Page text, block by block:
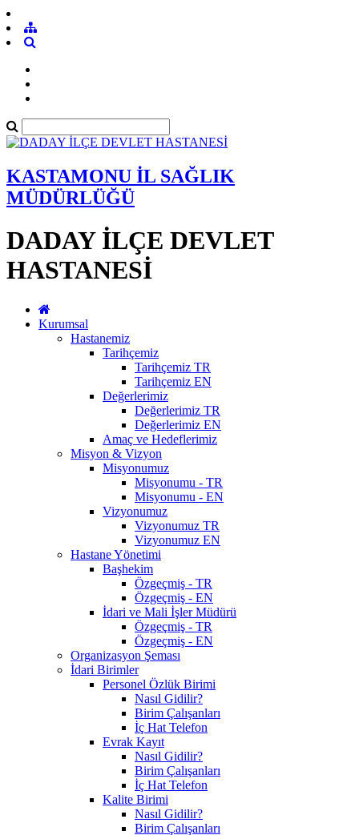
KASTAMONU İL SAĞLIK
MÜDÜRLÜĞÜ
DADAY İLÇE DEVLET
HASTANESİ
Kurumsal
Hastanemiz
Tarihçemiz
Tarihçemiz TR
Tarihçemiz EN
Değerlerimiz
Değerlerimiz TR
Değerlerimiz EN
Amaç ve Hedeflerimiz
Misyon & Vizyon
Misyonumuz
Misyonumu - TR
Misyonumu - EN
Vizyonumuz
Vizyonumuz TR
Vizyonumuz EN
Hastane Yönetimi
Başhekim
Özgeçmiş - TR
Özgeçmiş - EN
İdari ve Mali İşler Müdürü
Özgeçmiş - TR
Özgeçmiş - EN
Organizasyon Şeması
İdari Birimler
Personel Özlük Birimi
Nasıl Gidilir?
Birim Çalışanları
İç Hat Telefon
Evrak Kayıt
Nasıl Gidilir?
Birim Çalışanları
İç Hat Telefon
Kalite Birimi
Nasıl Gidilir?
Birim Çalışanları